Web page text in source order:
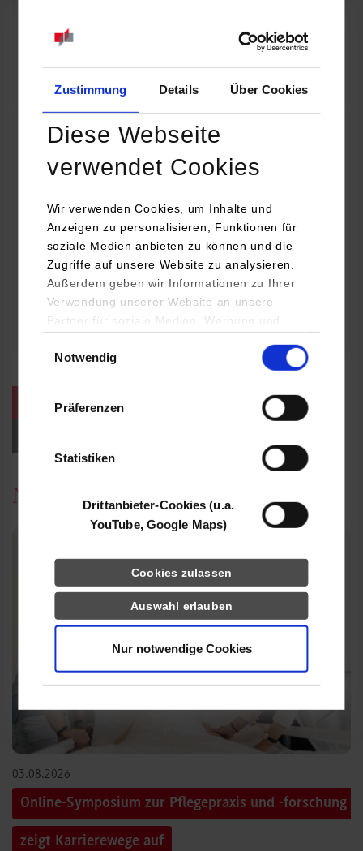
Zustimmung Details Über Cookies
Diese Webseite
verwendet Cookies
Wir verwenden Cookies, um Inhalte und
Anzeigen zu personalisieren, Funktionen für
soziale Medien anbieten zu können und die
Zugriffe auf unsere Website zu analysieren.
Außerdem geben wir Informationen zu Ihrer
Verwendung unserer Website an unsere
Partner für soziale Medien, Werbung und
YouTube, Google Maps) führen diese
Daten zusammen, die Sie ihnen bereitgestellt
haben oder die sie im Rahmen Ihrer Nutzung
Notwendig
Präferenzen
Statistiken
Drittanbieter-Cookies (u.a.
YouTube, Google Maps)
Cookies zulassen
Auswahl erlauben
Nur notwendige Cookies
Online INDIS-Infoveranstaltung für Studierende
Zum Event
Technologietag: Clean Urban Transportation –
nachhaltige Mobilität im (sub)urbanen Umfeld
16.09.2026 - 17.09.2026
Im Mittelpunkt stehen elektrische Antriebe, moderne
Batterietechnologien und innovative Fahrzeugkonzepte für
nachhaltige Mobilität in Stadt und…
weitere Veranstaltungen / Termine
News
03.08.2026
Online-Symposium zur Pflegepraxis und -forschung
zeigt Karrierewege auf